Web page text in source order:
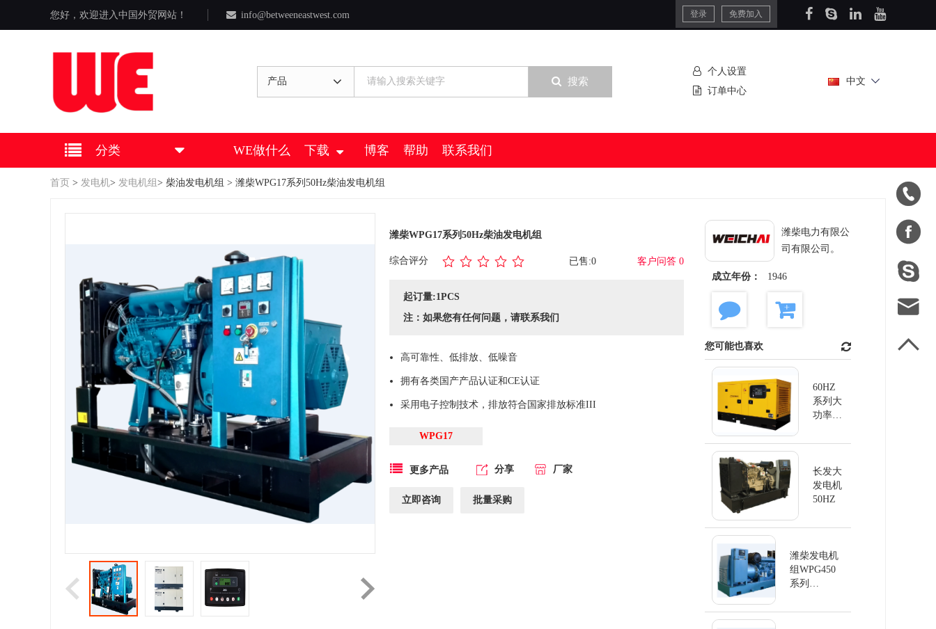
您好，欢迎进入中国外贸网站！ info@betweeneastwest.com 登录 免费加入





产品 搜索
个人设置
订单中心
中文
分类 WE做什么 下载 博客 帮助 联系我们
首页 > 发电机> 发电机组 > 柴油发电机组 > 潍柴WPG17系列50Hz柴油发电机组
潍柴WPG17系列50Hz柴油发电机组
综合评分 已售:0 客户问答 0
起订量:1PCS
注：如果您有任何问题，请联系我们
高可靠性、低排放、低噪音
拥有各类国产产品认证和CE认证
采用电子控制技术，排放符合国家排放标准III
WPG17
更多产品 分享 厂家
立即咨询 批量采购
潍柴电力有限公
司有限公司。
成立年份： 1946
您可能也喜欢
60HZ
系列大
功率发
长发大
发电机
50HZ
潍柴发电机
组WPG450
系列
柴油发电机